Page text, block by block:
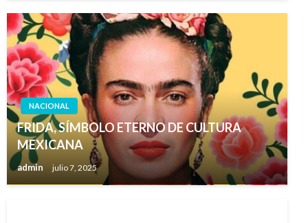
NACIONAL
FRIDA, SÍMBOLO ETERNO DE CULTURA
MEXICANA
admin julio 7, 2025